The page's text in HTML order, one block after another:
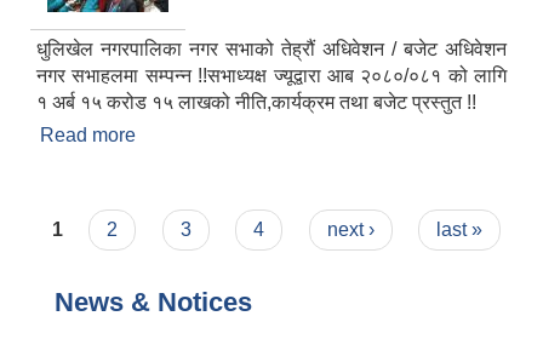
धुलिखेल नगरपालिका नगर सभाको तेह्रौं अधिवेशन / बजेट अधिवेशन
नगर सभाहलमा सम्पन्न !!सभाध्यक्ष ज्यूद्वारा आब २०८०/०८१ को लागि
१ अर्ब १५ करोड १५ लाखको नीति,कार्यक्रम तथा बजेट प्रस्तुत !!
Read more
Pages
1 2 3 4 next › last »
News & Notices